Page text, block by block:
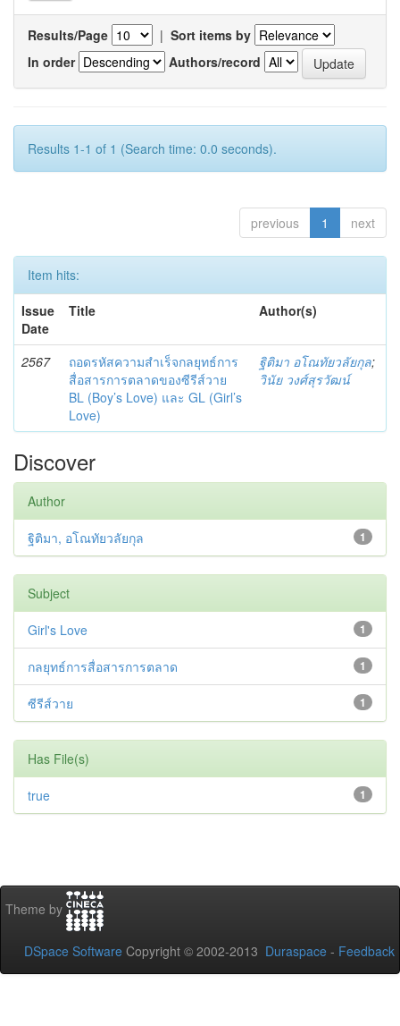
Results/Page | Sort items by
In order
Authors/record
Results 1-1 of 1 (Search time: 0.0 seconds).
previous 1 next
Item hits:
Issue
Date
Title Author(s)
2567
ถอดรหัสความสำเร็จกลยุทธ์การ
สื่อสารการตลาดของซีรีส์วาย
BL (Boy’s Love) และ GL (Girl’s
Love)
ฐิติมา อโณทัยวลัยกุล;
วินัย วงศ์สุรวัฒน์
Discover
Author
1
ฐิติมา, อโณทัยวลัยกุล
Subject
1
Girl's Love
1
กลยุทธ์การสื่อสารการตลาด
1
ซีรีส์วาย
Has File(s)
1
true
Theme by
DSpace Software Copyright © 2002-2013 Duraspace - Feedback